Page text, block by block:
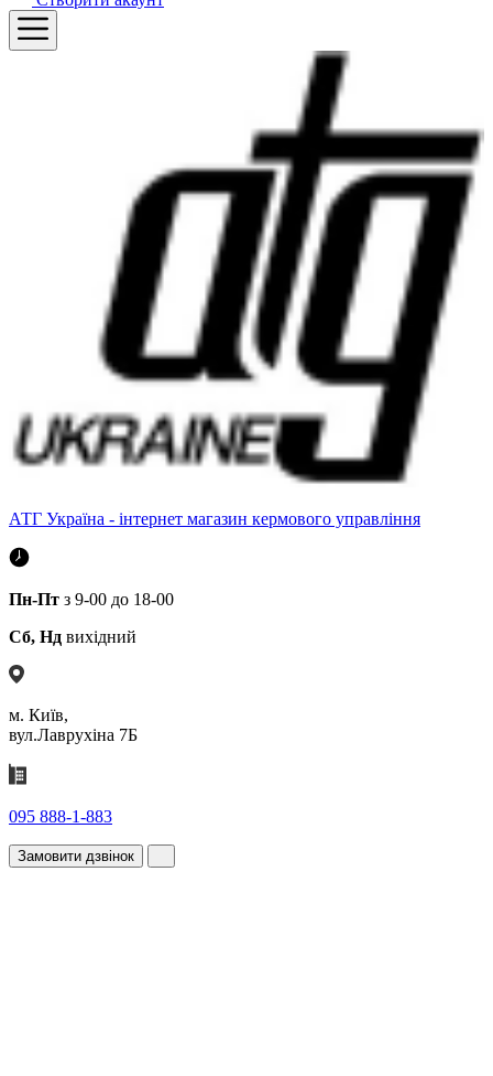
АТГ Україна - інтернет магазин кермового управління
Пн-Пт з 9-00 до 18-00
Сб, Нд вихідний
м. Київ,
вул.Лаврухіна 7Б
095 888-1-883
Замовити дзвінок